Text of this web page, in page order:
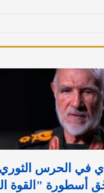
في الحرس الثوري
أسطورة "القوة